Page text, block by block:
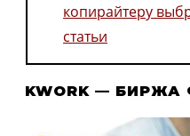
копирайтеру
статьи
KWORK —